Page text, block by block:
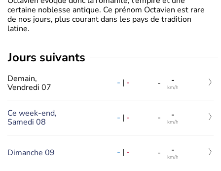
certaine noblesse antique. Ce prénom Octavien est rare
de nos jours, plus courant dans les pays de tradition
latine.
jours suivants
Demain,
Vendredi 07
- | - - -
km/h
Ce week-end,
Samedi 08
- | - - -
km/h
Dimanche 09 - | - - -
km/h